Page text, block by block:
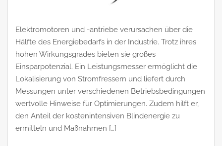
Elektromotoren und -antriebe verursachen über die
Hälfte des Energiebedarfs in der Industrie. Trotz ihres
hohen Wirkungsgrades bieten sie großes
Einsparpotenzial. Ein Leistungsmesser ermöglicht die
Lokalisierung von Stromfressern und liefert durch
Messungen unter verschiedenen Betriebsbedingungen
wertvolle Hinweise für Optimierungen. Zudem hilft er,
den Anteil der kostenintensiven Blindenergie zu
ermitteln und Maßnahmen […]